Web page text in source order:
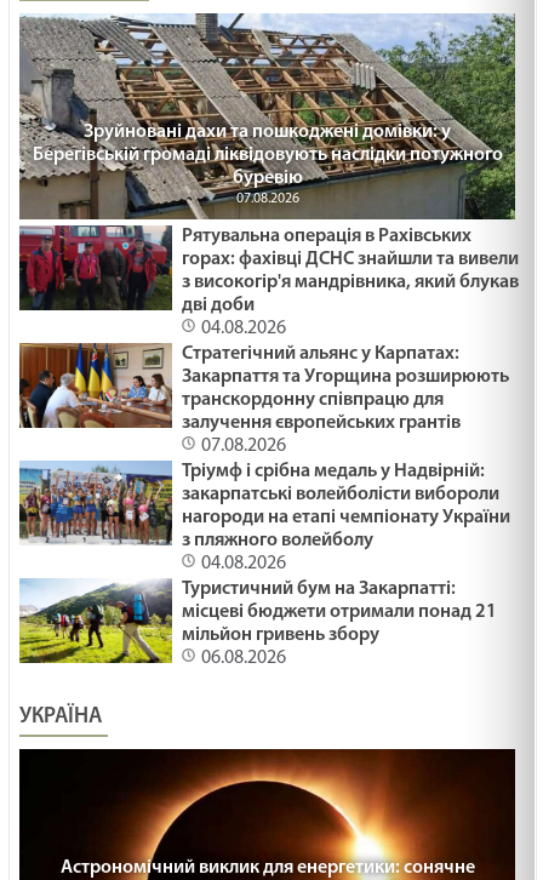
Зруйновані дахи та пошкоджені домівки: у
Берегівській громаді ліквідовують наслідки потужного
буревію
07.08.2026
Рятувальна операція в Рахівських
горах: фахівці ДСНС знайшли та вивели
з високогір'я мандрівника, який блукав
дві доби
04.08.2026
Стратегічний альянс у Карпатах:
Закарпаття та Угорщина розширюють
транскордонну співпрацю для
залучення європейських грантів
07.08.2026
Тріумф і срібна медаль у Надвірній:
закарпатські волейболісти вибороли
нагороди на етапі чемпіонату України
з пляжного волейболу
04.08.2026
Туристичний бум на Закарпатті:
місцеві бюджети отримали понад 21
мільйон гривень збору
06.08.2026
УКРАЇНА
Астрономічний виклик для енергетики: сонячне